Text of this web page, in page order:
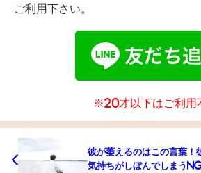
ご利用下さい。
※20才以下はご利用
彼が萎えるのはこの言葉！
気持ちがしぼんでしまう